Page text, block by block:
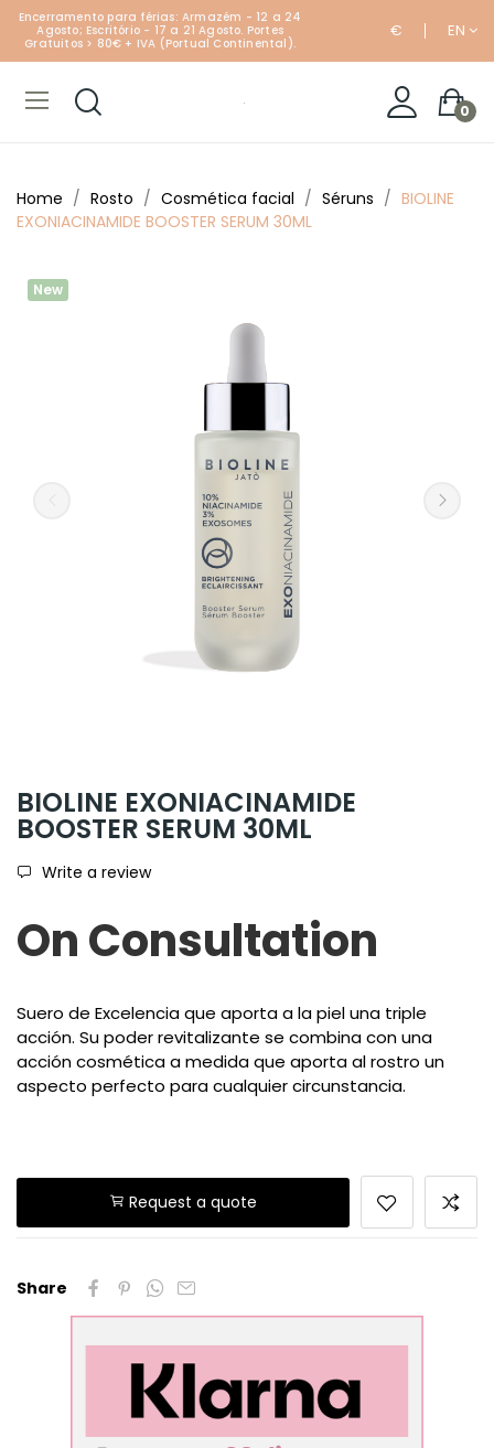
Encerramento para férias: Armazém - 12 a 24
Agosto; Escritório - 17 a 21 Agosto. Portes
Gratuitos > 80€ + IVA (Portual Continental).
€ EN
0
Home Rosto Cosmética facial Séruns
BIOLINE
EXONIACINAMIDE BOOSTER SERUM 30ML
New
BIOLINE EXONIACINAMIDE
BOOSTER SERUM 30ML
Write a review
On Consultation
Suero de Excelencia que aporta a la piel una triple
acción. Su poder revitalizante se combina con una
acción cosmética a medida que aporta al rostro un
aspecto perfecto para cualquier circunstancia.
Request a quote
Share